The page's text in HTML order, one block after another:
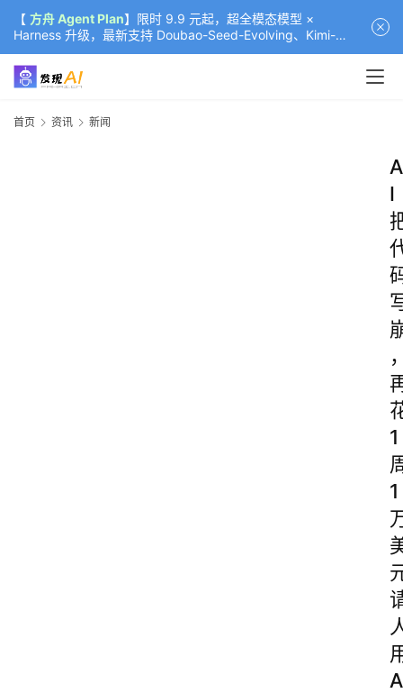
【 方舟 Agent Plan】限时 9.9 元起，超全模态模型 ×
Harness 升级，最新支持 Doubao-Seed-Evolving、Kimi-
K3（部分）、GLM-5.2
首页 资讯 新闻
A
I
1
1
A